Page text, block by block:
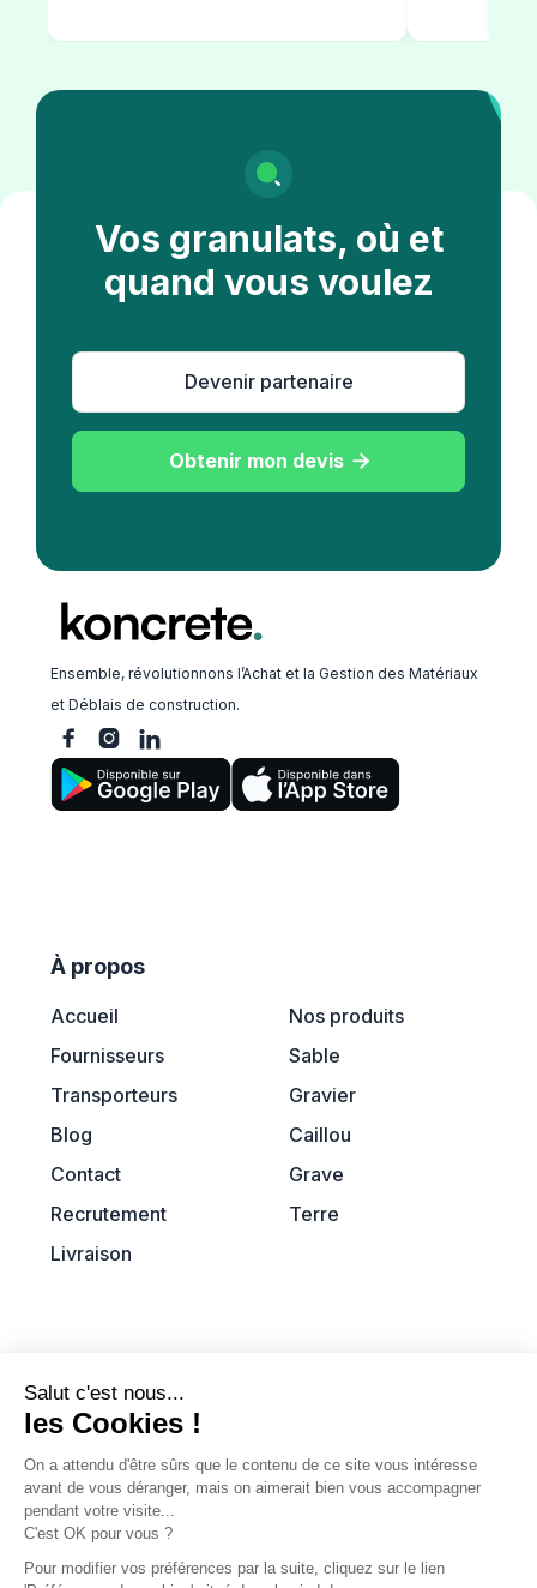
Vos granulats, où et
quand vous voulez
Devenir partenaire
Obtenir mon devis 
Ensemble, révolutionnons l’Achat et la Gestion des Matériaux
et Déblais de construction.
  
À propos
Accueil
Fournisseurs
Transporteurs
Blog
Contact
Recrutement
Livraison
Nos produits
Sable
Gravier
Caillou
Grave
Terre
Informations
CGV
Mentions légales
Confidentialité